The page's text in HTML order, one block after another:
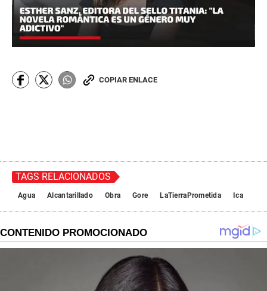
COPIAR ENLACE
TAGS RELACIONADOS
Agua Alcantarillado Obra Gore LaTierraPrometida Ica